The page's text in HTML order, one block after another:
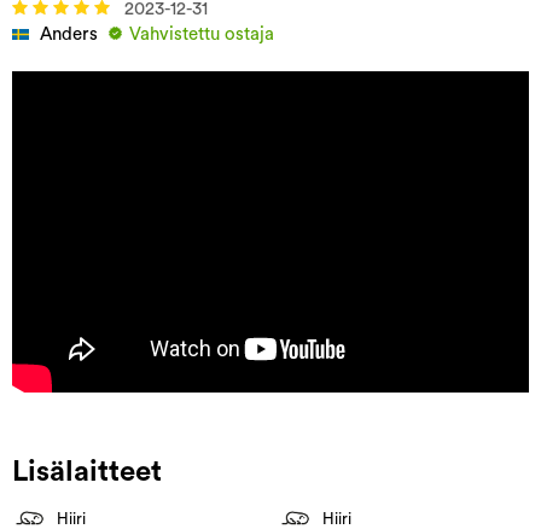
2023-12-31
Anders
Vahvistettu ostaja
Lisälaitteet
Hiiri Hiiri